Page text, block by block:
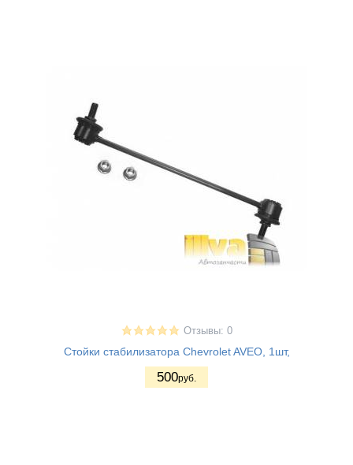
Отзывы: 0
Стойки стабилизатора Chevrolet AVEO, 1шт,
500руб.